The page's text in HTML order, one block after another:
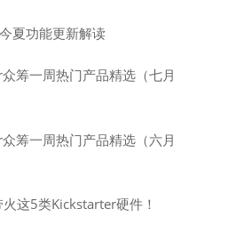
夏功能更新解读
筹一周热门产品精选（七月
筹一周热门产品精选（六月
这5类Kickstarter硬件！